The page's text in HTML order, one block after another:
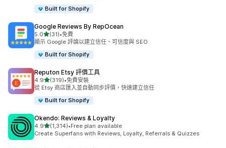
Built for Shopify
Google Reviews By RepOcean
5.0滿分 5 顆星
(31)
共有 31 則評價
•免費
顯示 Google 評論以建立信任、可信度與 SEO
Built for Shopify
Reputon Etsy 評價工具
4.9滿分 5 顆星
(319)
共有 319 則評價
•免費安裝
從 Etsy 商店匯入並自動同步評價，快速建立信任
Built for Shopify
Okendo: Reviews & Loyalty
4.9滿分 5 顆星
(1,314)
共有 1314 則評價
•Free plan available
Create Superfans with Reviews, Loyalty, Referrals & Quizzes